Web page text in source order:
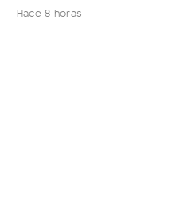
Hace 8 horas